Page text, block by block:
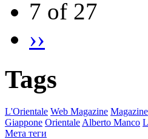
7 of 27
››
Tags
L'Orientale Web Magazine Magazine
Giappone Orientale Alberto Manco
Мета теги